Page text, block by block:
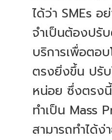
ได้ว่า SMEs อ
จำเป็นต้องปรั
บริการเพื่อตอ
ตรงยิ่งขึ้น ปรั
หน่อย ซึ่งตรง
ทำเป็น Mass
สามารถทำได้ง่